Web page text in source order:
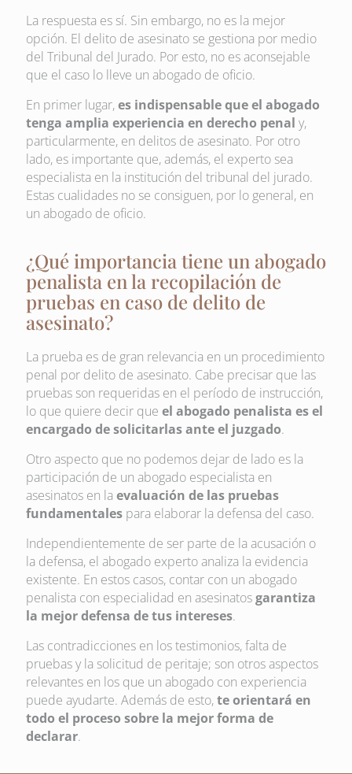
La respuesta es sí. Sin embargo, no es la mejor
opción. El delito de asesinato se gestiona por medio
del Tribunal del Jurado. Por esto, no es aconsejable
que el caso lo lleve un abogado de oficio.
En primer lugar,es indispensable que el abogado
tenga amplia experiencia en derecho penal y,
particularmente, en delitos de asesinato. Por otro
lado, es importante que, además, el experto sea
especialista en la institución del tribunal del jurado.
Estas cualidades no se consiguen, por lo general, en
un abogado de oficio.
¿Qué importancia tiene un abogado
penalista en la recopilación de
pruebas en caso de delito de
asesinato?
La prueba es de gran relevancia en un procedimiento
penal por delito de asesinato. Cabe precisar que las
pruebas son requeridas en el período de instrucción,
lo que quiere decir que el abogado penalista es el
encargado de solicitarlas ante el juzgado.
Otro aspecto que no podemos dejar de lado es la
participación de un abogado especialista en
asesinatos en la evaluación de las pruebas
fundamentales para elaborar la defensa del caso.
Independientemente de ser parte de la acusación o
la defensa, el abogado experto analiza la evidencia
existente. En estos casos, contar con un abogado
penalista con especialidad en asesinatosgarantiza
la mejor defensa de tus intereses.
Las contradicciones en los testimonios, falta de
pruebas y la solicitud de peritaje; son otros aspectos
relevantes en los que un abogado con experiencia
puede ayudarte. Además de esto,te orientará en
todo el proceso sobre la mejor forma de
declarar.